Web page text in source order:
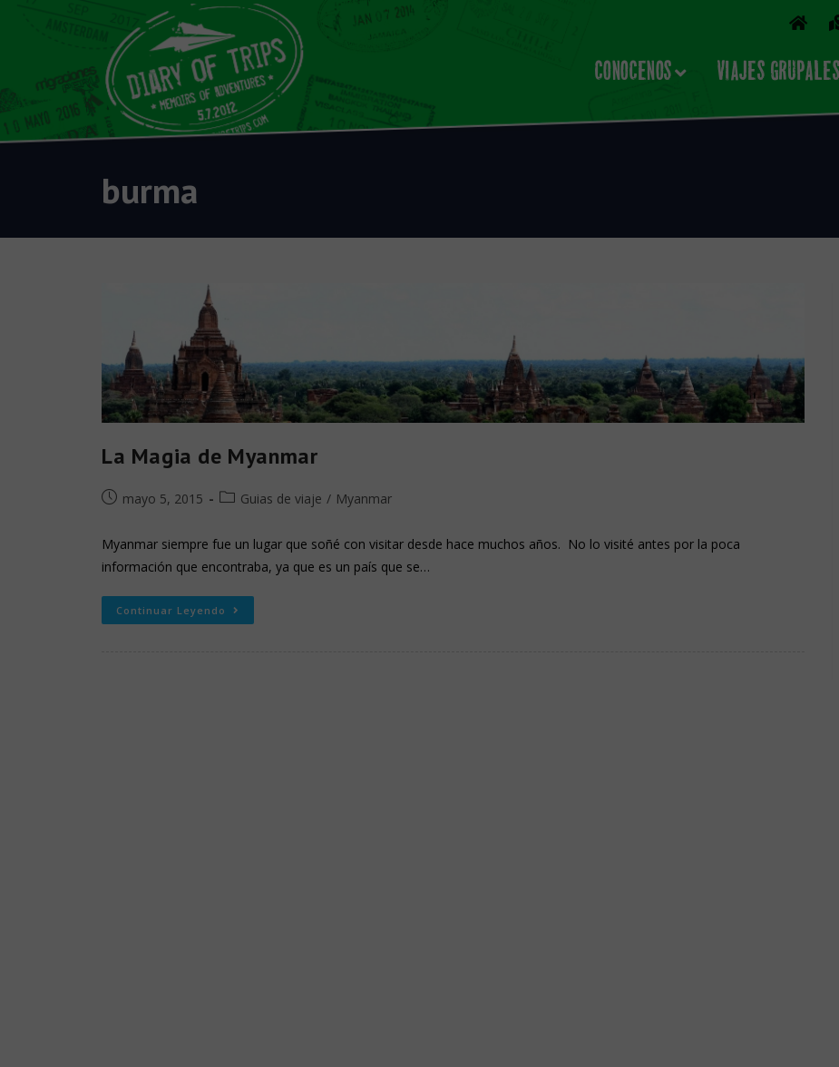
CONOCENOS VIAJES GRUPALES
burma
La Magia de Myanmar
mayo 5, 2015 Guias de viaje / Myanmar
Myanmar siempre fue un lugar que soñé con visitar desde hace muchos años. No lo visité antes por la poca
información que encontraba, ya que es un país que se…
Continuar Leyendo